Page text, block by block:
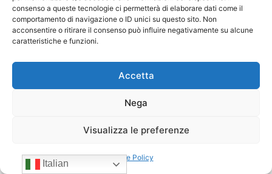
consenso a queste tecnologie ci permetterà di elaborare dati come il
comportamento di navigazione o ID unici su questo sito. Non
acconsentire o ritirare il consenso può influire negativamente su alcune
caratteristiche e funzioni.
Accetta
Nega
Visualizza le preferenze
Cookie Policy
CONFIDA Servizi srl presenta il
nuovo Consiglio di Amministrazione
Italian